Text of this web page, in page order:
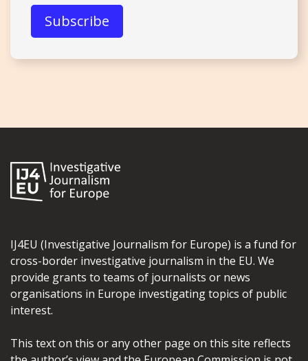
IJ4EU (Investigative Journalism for Europe) is a fund for
cross-border investigative journalism in the EU. We
provide grants to teams of journalists or news
organisations in Europe investigating topics of public
interest.
This text on this or any other page on this site reflects